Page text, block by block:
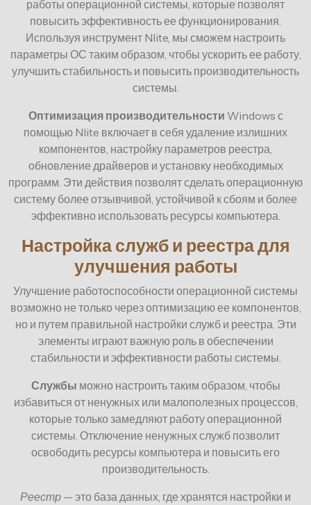
работы операционной системы, которые позволят
повысить эффективность ее функционирования.
Используя инструмент Nlite, мы сможем настроить
параметры ОС таким образом, чтобы ускорить ее работу,
улучшить стабильность и повысить производительность
системы.
Оптимизация производительности Windows с
помощью Nlite включает в себя удаление излишних
компонентов, настройку параметров реестра,
обновление драйверов и установку необходимых
программ. Эти действия позволят сделать операционную
систему более отзывчивой, устойчивой к сбоям и более
эффективно использовать ресурсы компьютера.
Настройка служб и реестра для
улучшения работы
Улучшение работоспособности операционной системы
возможно не только через оптимизацию ее компонентов,
но и путем правильной настройки служб и реестра. Эти
элементы играют важную роль в обеспечении
стабильности и эффективности работы системы.
Службы можно настроить таким образом, чтобы
избавиться от ненужных или малополезных процессов,
которые только замедляют работу операционной
системы. Отключение ненужных служб позволит
освободить ресурсы компьютера и повысить его
производительность.
Реестр — это база данных, где хранятся настройки и